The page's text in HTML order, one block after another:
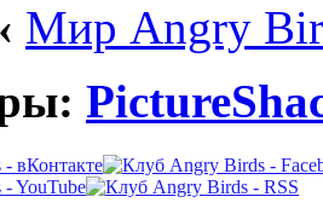
‹ Мир Angry